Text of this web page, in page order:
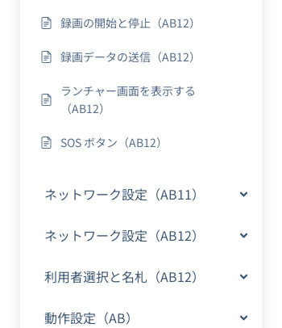
録画の開始と停止（AB12）
録画データの送信（AB12）
ランチャー画面を表示する
（AB12）
SOS ボタン（AB12）
ネットワーク設定（AB11）
ネットワーク設定（AB12）
利用者選択と名札（AB12）
動作設定（AB）